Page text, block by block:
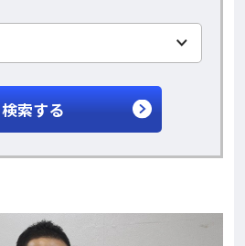
検索する